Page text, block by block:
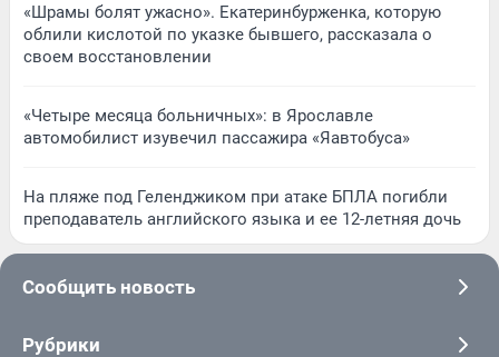
«Шрамы болят ужасно». Екатеринбурженка, которую
облили кислотой по указке бывшего, рассказала о
своем восстановлении
«Четыре месяца больничных»: в Ярославле
автомобилист изувечил пассажира «Яавтобуса»
На пляже под Геленджиком при атаке БПЛА погибли
преподаватель английского языка и ее 12-летняя дочь
Сообщить новость
Рубрики